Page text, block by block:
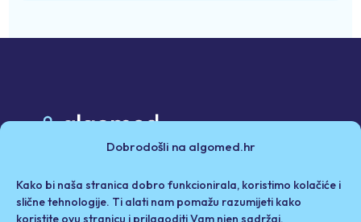
Dobrodošli na algomed.hr
Kako bi naša stranica dobro funkcionirala, koristimo kolačiće i
slične tehnologije. Ti alati nam pomažu razumijeti kako
koristite ovu stranicu i prilagoditi Vam njen sadržaj.
Politika privatnosti i kolačići
Iza Algomeda